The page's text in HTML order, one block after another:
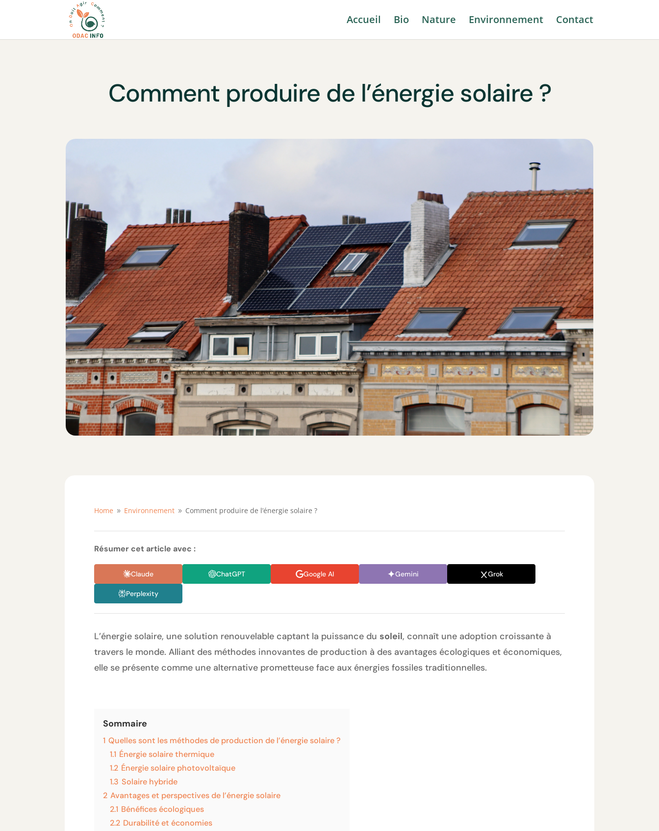
Accueil Bio Nature Environnement Contact
Comment produire de l’énergie solaire ?
Home 9 Environnement 9 Comment produire de l’énergie solaire ?
Résumer cet article avec :
Claude ChatGPT Google AI Gemini Grok
Perplexity
L’énergie solaire, une solution renouvelable captant la puissance du soleil, connaît une adoption croissante à
travers le monde. Alliant des méthodes innovantes de production à des avantages écologiques et économiques,
elle se présente comme une alternative prometteuse face aux énergies fossiles traditionnelles.
Sommaire
1 Quelles sont les méthodes de production de l’énergie solaire ?
1.1 Énergie solaire thermique
1.2 Énergie solaire photovoltaïque
1.3 Solaire hybride
2 Avantages et perspectives de l’énergie solaire
2.1 Bénéfices écologiques
2.2 Durabilité et économies